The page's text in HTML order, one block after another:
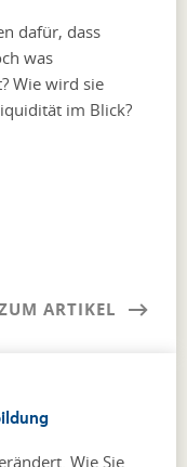
dafür, dass
was
Wie wird sie
im Blick?
ARTIKEL
Wie Sie